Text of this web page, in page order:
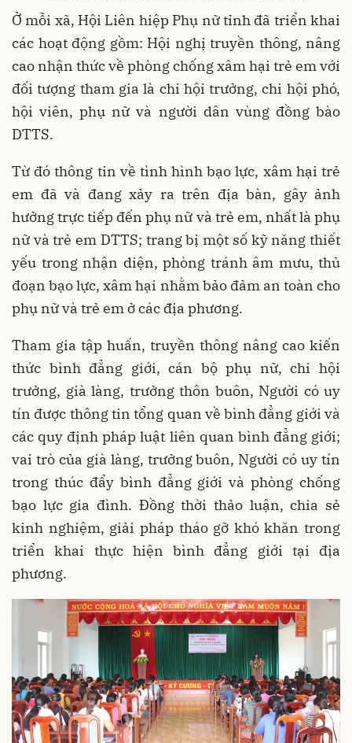
Ở mỗi xã, Hội Liên hiệp Phụ nữ tỉnh đã triển khai
các hoạt động gồm: Hội nghị truyền thông, nâng
cao nhận thức về phòng chống xâm hại trẻ em với
đối tượng tham gia là chi hội trưởng, chi hội phó,
hội viên, phụ nữ và người dân vùng đồng bào
DTTS.
Từ đó thông tin về tình hình bạo lực, xâm hại trẻ
em đã và đang xảy ra trên địa bàn, gây ảnh
hưởng trực tiếp đến phụ nữ và trẻ em, nhất là phụ
nữ và trẻ em DTTS; trang bị một số kỹ năng thiết
yếu trong nhận diện, phòng tránh âm mưu, thủ
đoạn bạo lực, xâm hại nhằm bảo đảm an toàn cho
phụ nữ và trẻ em ở các địa phương.
Tham gia tập huấn, truyền thông nâng cao kiến
thức bình đẳng giới, cán bộ phụ nữ, chi hội
trưởng, già làng, trưởng thôn buôn, Người có uy
tín được thông tin tổng quan về bình đẳng giới và
các quy định pháp luật liên quan bình đẳng giới;
vai trò của già làng, trưởng buôn, Người có uy tín
trong thúc đẩy bình đẳng giới và phòng chống
bạo lực gia đình. Đồng thời thảo luận, chia sẻ
kinh nghiệm, giải pháp tháo gỡ khó khăn trong
triển khai thực hiện bình đẳng giới tại địa
phương.